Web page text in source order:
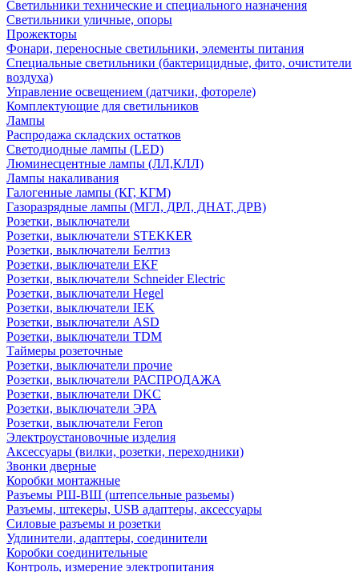
Светильники технические и специального назначения
Светильники уличные, опоры
Прожекторы
Фонари, переносные светильники, элементы питания
Специальные светильники (бактерицидные, фито, очистители
воздуха)
Управление освещением (датчики, фотореле)
Комплектующие для светильников
Лампы
Распродажа складских остатков
Светодиодные лампы (LED)
Люминесцентные лампы (ЛЛ,КЛЛ)
Лампы накаливания
Галогенные лампы (КГ, КГМ)
Газоразрядные лампы (МГЛ, ДРЛ, ДНАТ, ДРВ)
Розетки, выключатели
Розетки, выключатели STEKKER
Розетки, выключатели Белтиз
Розетки, выключатели EKF
Розетки, выключатели Schneider Electric
Розетки, выключатели Hegel
Розетки, выключатели IEK
Розетки, выключатели ASD
Розетки, выключатели TDM
Таймеры розеточные
Розетки, выключатели прочие
Розетки, выключатели РАСПРОДАЖА
Розетки, выключатели DKC
Розетки, выключатели ЭРА
Розетки, выключатели Feron
Электроустановочные изделия
Аксессуары (вилки, розетки, переходники)
Звонки дверные
Коробки монтажные
Разъемы РШ-ВШ (штепсельные разьемы)
Разъемы, штекеры, USB адаптеры, аксессуары
Силовые разъемы и розетки
Удлинители, адаптеры, соединители
Коробки соединительные
Контроль, измерение электропитания